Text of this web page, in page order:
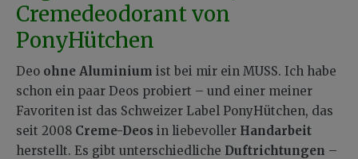
Cremedeodorant von
PonyHütchen
Deo ohne Aluminium ist bei mir ein MUSS. Ich habe
schon ein paar Deos probiert – und einer meiner
Favoriten ist das Schweizer Label PonyHütchen, das
seit 2008 Creme-Deos in liebevoller Handarbeit
herstellt. Es gibt unterschiedliche Duftrichtungen –